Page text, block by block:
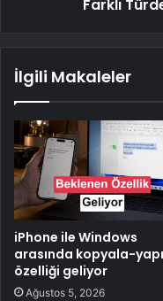
Farklı
İlgili Makaleler
iPhone ile Windows
arasında kopyala-
özelliği geliyor
Ağustos 5, 2026